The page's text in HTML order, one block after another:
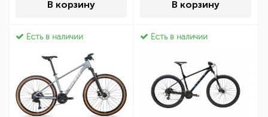
В корзину В корзину
Есть в наличии Есть в наличии